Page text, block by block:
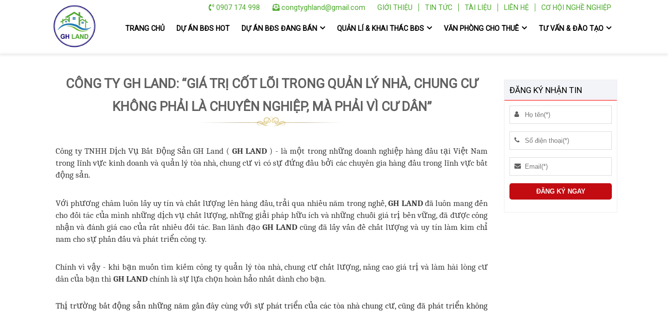
GIỚI THIỆU TIN TỨC TÀI LIỆU LIÊN HỆ CƠ HỘI NGHỀ NGHIỆP
0907 174 998 congtyghland@gmail.com
TRANG CHỦ DỰ ÁN BĐS HOT DỰ ÁN BĐS ĐANG BÁN QUẢN LÍ & KHAI THÁC BĐS VĂN PHÒNG CHO THUÊ TƯ VẤN & ĐÀO TẠO
CÔNG TY GH LAND: “GIÁ TRỊ CỐT LÕI TRONG QUẢN LÝ NHÀ, CHUNG CƯ
KHÔNG PHẢI LÀ CHUYÊN NGHIỆP, MÀ PHẢI VÌ CƯ DÂN”
Công ty TNHH Dịch Vụ Bất Động Sản GH Land ( GH LAND ) - là một trong những doanh nghiệp hàng đầu tại Việt Nam
trong lĩnh vực kinh doanh và quản lý tòa nhà, chung cư vì có sự đứng đầu bởi các chuyên gia hàng đầu trong lĩnh vực bất
động sản.
Với phương châm luôn lấy uy tín và chất lượng lên hàng đầu, trải qua nhiều năm trong nghề,GH LANDđã luôn mang đến
cho đối tác của mình những dịch vụ chất lượng, những giải pháp hữu ích và những chuỗi giá trị bền vững, đã được công
nhận và đánh giá cao của rất nhiều đối tác. Ban lãnh đạo GH LANDcũng đã lấy vấn đề chất lượng và uy tín làm kim chỉ
nam cho sự phấn đấu và phát triển công ty.
Chính vì vậy - khi bạn muốn tìm kiếm công ty quản lý tòa nhà, chung cư chất lượng, nâng cao giá trị và làm hài lòng cư
dân của bạn thì GH LAND chính là sự lựa chọn hoàn hảo nhất dành cho bạn.
Thị trường bất động sản những năm gần đây cùng với sự phát triển của các tòa nhà chung cư, cũng đã phát triển không
ĐĂNG KÝ NHẬN TIN